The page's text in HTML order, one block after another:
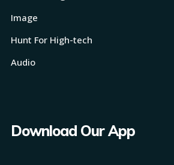
Image
Hunt For High-tech
Audio
Download Our App